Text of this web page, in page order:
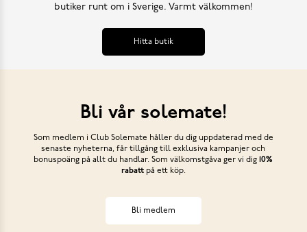
butiker runt om i Sverige. Varmt välkommen!
Hitta butik
Bli vår solemate!
Som medlem i Club Solemate håller du dig uppdaterad med de
senaste nyheterna, får tillgång till exklusiva kampanjer och
bonuspoäng på allt du handlar. Som välkomstgåva ger vi dig 10%
rabattpå ett köp.
Bli medlem